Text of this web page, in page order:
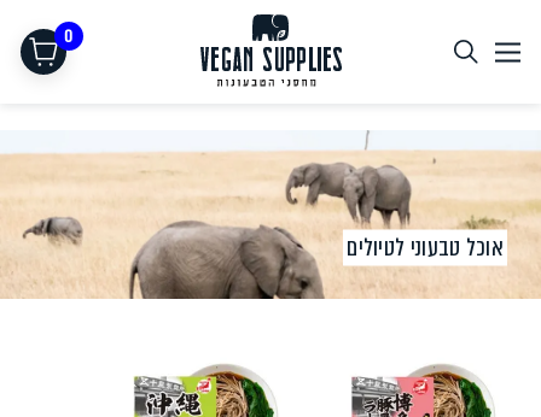
0
תחליפי בשר
אוכל טבעוני לטיולים